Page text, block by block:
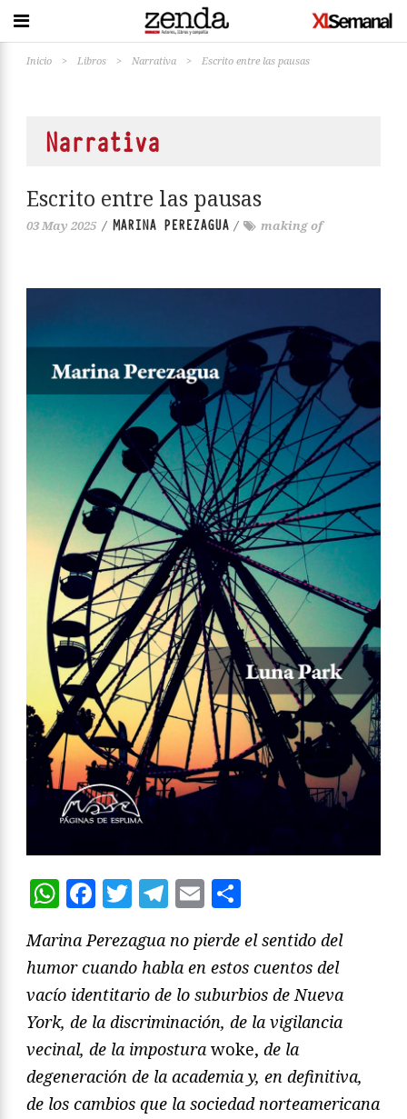
Inicio > Libros > Narrativa > Escrito entre las pausas
Narrativa
Escrito entre las pausas
03 May 2025 / MARINA PEREZAGUA / making of
WhatsApp
Facebook
Twitter
Telegram
Email
Marina Perezagua no pierde el sentido del
humor cuando habla en estos cuentos del
vacío identitario de lo suburbios de Nueva
York, de la discriminación, de la vigilancia
vecinal, de la impostura woke, de la
degeneración de la academia y, en definitiva,
de los cambios que la sociedad norteamericana